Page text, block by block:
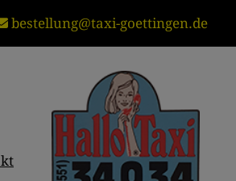
bestellung@taxi-goettingen.de